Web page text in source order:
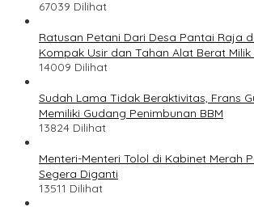
67039 Dilihat
Ratusan Petani Dari Desa Pantai Raja
Kompak Usir dan Tahan Alat Berat Milik
14009 Dilihat
Sudah Lama Tidak Beraktivitas, Frans
Memiliki Gudang Penimbunan BBM
13824 Dilihat
Menteri-Menteri Tolol di Kabinet Merah
Segera Diganti
13511 Dilihat